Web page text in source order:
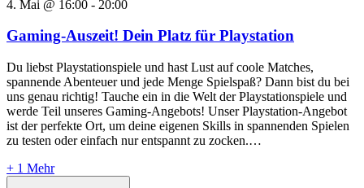
4. Mai @ 16:00 - 20:00
Gaming-Auszeit! Dein Platz für Playstation
Du liebst Playstationspiele und hast Lust auf coole Matches,
spannende Abenteuer und jede Menge Spielspaß? Dann bist du bei
uns genau richtig! Tauche ein in die Welt der Playstationspiele und
werde Teil unseres Gaming-Angebots! Unser Playstation-Angebot
ist der perfekte Ort, um deine eigenen Skills in spannenden Spielen
zu testen oder einfach nur entspannt zu zocken.…
+ 1 Mehr